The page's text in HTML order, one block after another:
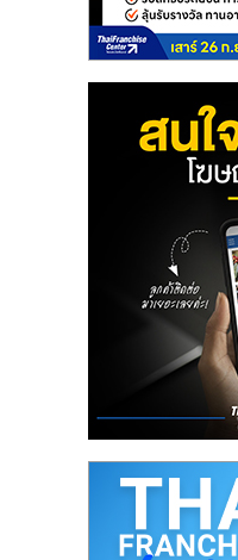
บ้าน
ลงทุน
ปรึกษา